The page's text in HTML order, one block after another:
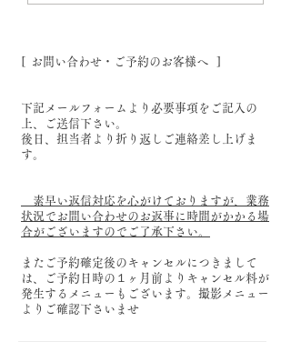
撮影スタジオ
[ お問い合わせ・ご予約のお客様へ ]
下記メールフォームより必要事項をご記入の
上、ご送信下さい。
後日、担当者より折り返しご連絡差し上げま
す。
素早い返信対応を心がけておりますが、業務
状況でお問い合わせのお返事に時間がかかる場
合がございますのでご了承下さい。
またご予約確定後のキャンセルにつきまして
は、ご予約日時の１ヶ月前よりキャンセル料が
発生するメニューもございます。撮影メニュー
よりご確認下さいませ